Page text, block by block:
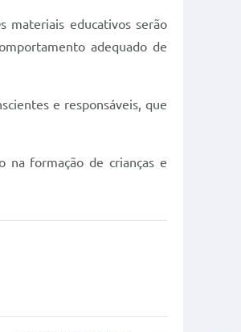
materiais educativos serão
adequado de
e responsáveis, que
na formação de crianças e